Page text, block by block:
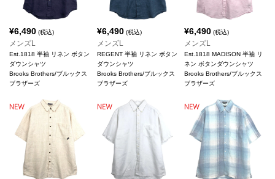
¥6,490 (税込)
メンズL
Est.1818 半袖 リネン ボタン
ダウンシャツ
Brooks Brothers/ブルックス
ブラザーズ
¥6,490(税込)
メンズL
REGENT 半袖 リネン ボタン
ダウンシャツ
Brooks Brothers/ブルックス
ブラザーズ
¥6,490 (税込)
メンズL
Est.1818 MADISON 半袖 リ
ネン ボタンダウンシャツ
Brooks Brothers/ブルックス
ブラザーズ